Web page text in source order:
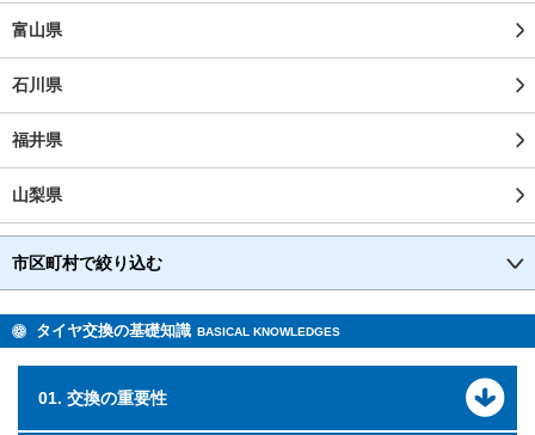
富山県
石川県
福井県
山梨県
市区町村で絞り込む
タイヤ交換の基礎知識 BASICAL KNOWLEDGES
01. 交換の重要性